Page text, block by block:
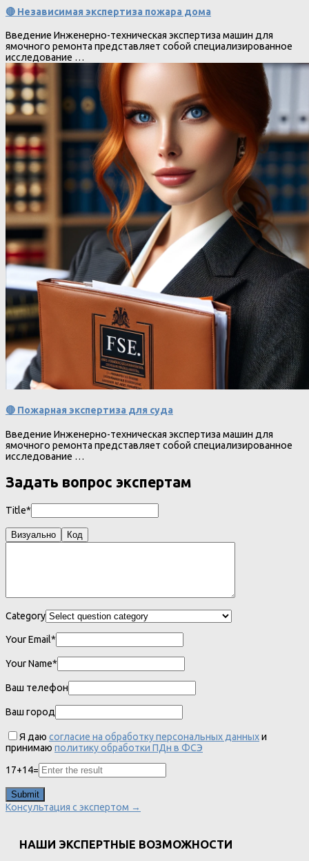
🔴 Независимая экспертиза пожара дома
Введение Инженерно-техническая экспертиза машин для
ямочного ремонта представляет собой специализированное
исследование …
🔴 Пожарная экспертиза для суда
Введение Инженерно-техническая экспертиза машин для
ямочного ремонта представляет собой специализированное
исследование …
Задать вопрос экспертам
Title*
Визуально Код
Category
Your Email*
Your Name*
Ваш телефон
Ваш город
Я даю согласие на обработку персональных данныхи
принимаю политику обработки ПДн в ФСЭ
17+14=
Консультация с экспертом →
НАШИ ЭКСПЕРТНЫЕ ВОЗМОЖНОСТИ